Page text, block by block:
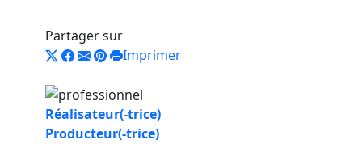
Partager sur
Imprimer
Réalisateur(-trice)
Producteur(-trice)